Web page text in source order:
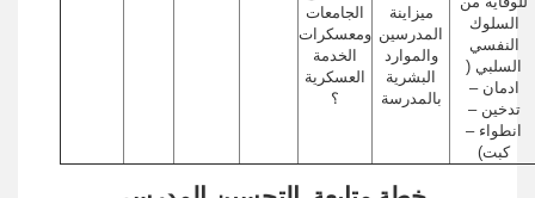
السلوك
النفسي
السلبي (
ادمان –
تدخين –
انطواء –
كبت)
ميزاينة
المدرسين
والموارد
البشرية
بالمدرسة
الجامعات
ومعسكرات
الخدمة
العسكرية
؟